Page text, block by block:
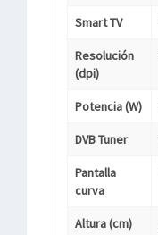
Smart TV
Resolución
(dpi)
Potencia (W)
DVB Tuner
Pantalla
curva
Altura (cm)